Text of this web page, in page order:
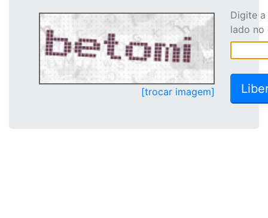
[trocar imagem]
Digite
lado no